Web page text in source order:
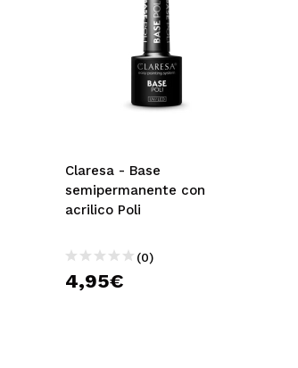
Claresa - Base
semipermanente con
acrilico Poli
(0)
4,95€